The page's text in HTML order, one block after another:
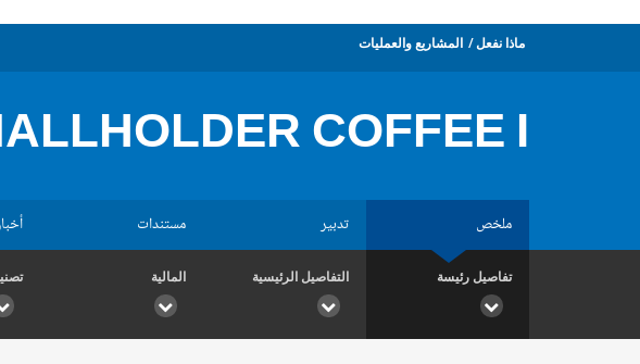
ماذا نفعل المشاريع والعمليات
COFFEE I
ملخص تدبير مستندات
تفاصيل رئيسة التفاصيل الرئيسية المالية